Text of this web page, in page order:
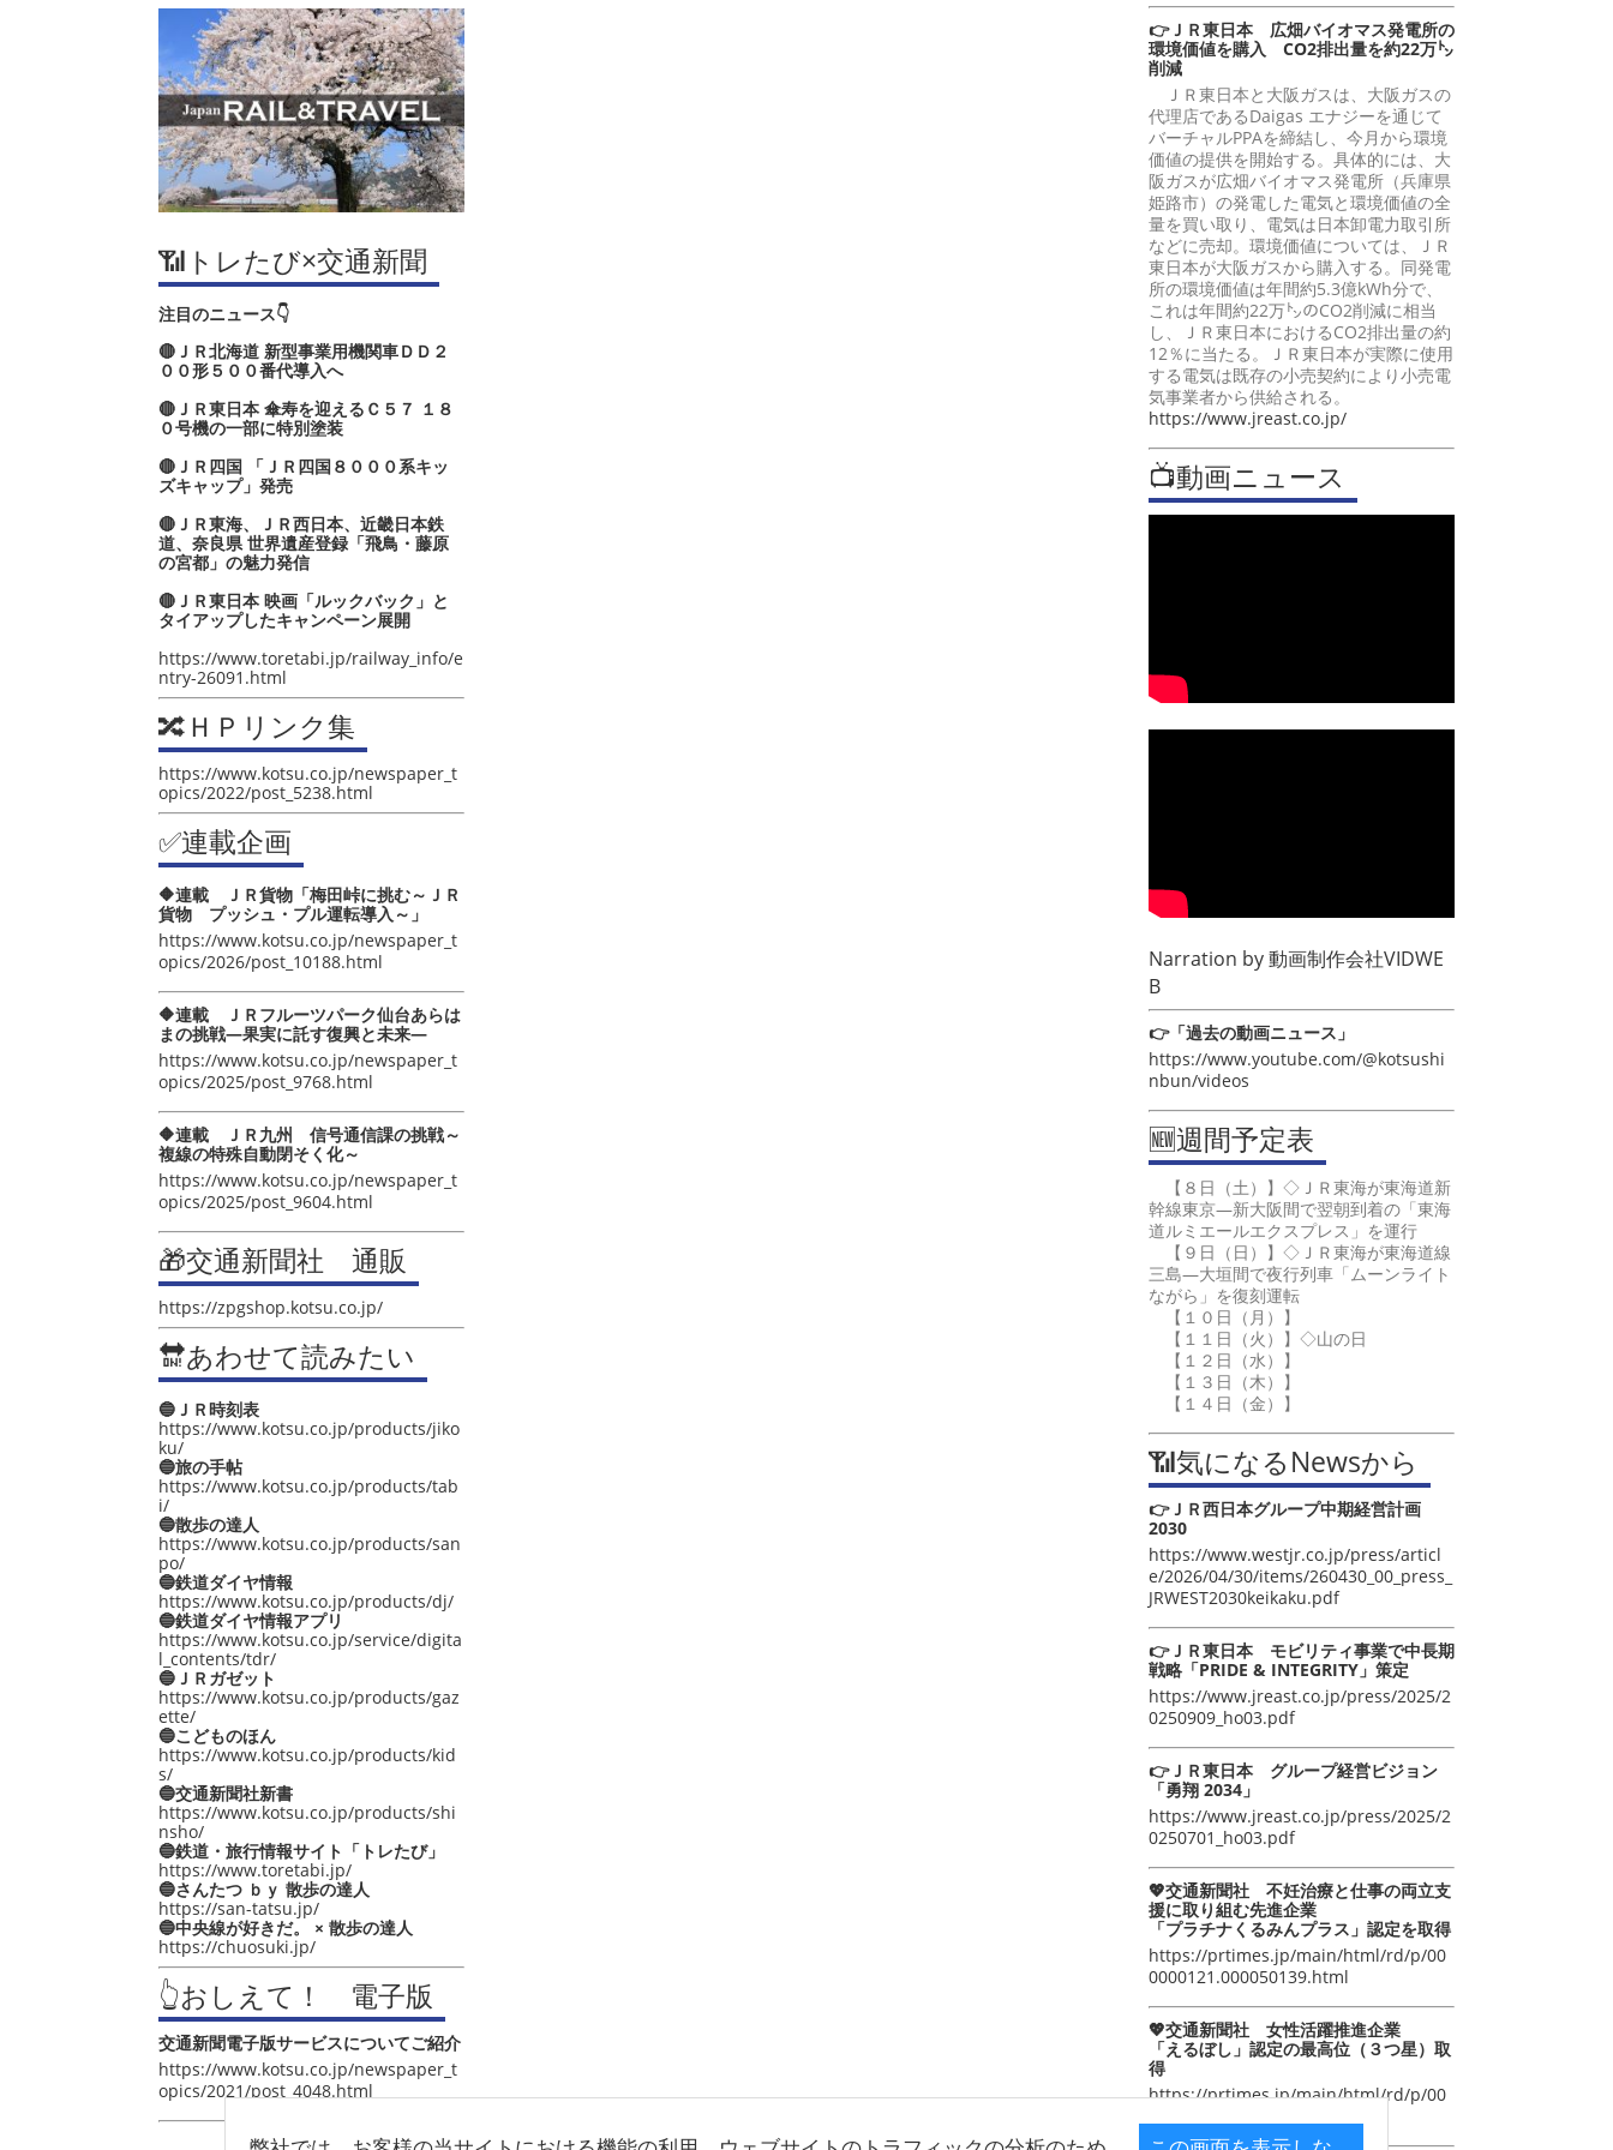
📶トレたび×交通新聞
注目のニュース👇
🔴ＪＲ北海道 新型事業用機関車ＤＤ２
００形５００番代導入へ
🔴ＪＲ東日本 傘寿を迎えるＣ５７ １８
０号機の一部に特別塗装
🔴ＪＲ四国 「ＪＲ四国８０００系キッ
ズキャップ」発売
🔴ＪＲ東海、ＪＲ西日本、近畿日本鉄
道、奈良県 世界遺産登録「飛鳥・藤原
の宮都」の魅力発信
🔴ＪＲ東日本 映画「ルックバック」と
タイアップしたキャンペーン展開
https://www.toretabi.jp/railway_info/e
ntry-26091.html
🔀ＨＰリンク集
https://www.kotsu.co.jp/newspaper_t
opics/2022/post_5238.html
✅連載企画
🔶連載 ＪＲ貨物「梅田峠に挑む～ＪＲ
貨物 プッシュ・プル運転導入～」
https://www.kotsu.co.jp/newspaper_t
opics/2026/post_10188.html
🔶連載 ＪＲフルーツパーク仙台あらは
まの挑戦―果実に託す復興と未来―
https://www.kotsu.co.jp/newspaper_t
opics/2025/post_9768.html
🔶連載 ＪＲ九州 信号通信課の挑戦～
複線の特殊自動閉そく化～
https://www.kotsu.co.jp/newspaper_t
opics/2025/post_9604.html
🎁交通新聞社 通販
https://zpgshop.kotsu.co.jp/
🔛あわせて読みたい
🔵ＪＲ時刻表
https://www.kotsu.co.jp/products/jiko
ku/
🔵旅の手帖
https://www.kotsu.co.jp/products/tab
i/
🔵散歩の達人
https://www.kotsu.co.jp/products/san
po/
🔵鉄道ダイヤ情報
https://www.kotsu.co.jp/products/dj/
🔵鉄道ダイヤ情報アプリ
https://www.kotsu.co.jp/service/digita
l_contents/tdr/
🔵ＪＲガゼット
https://www.kotsu.co.jp/products/gaz
ette/
🔵こどものほん
https://www.kotsu.co.jp/products/kid
s/
🔵交通新聞社新書
https://www.kotsu.co.jp/products/shi
nsho/
🔵鉄道・旅行情報サイト「トレたび」
https://www.toretabi.jp/
🔵さんたつ ｂｙ 散歩の達人
https://san-tatsu.jp/
🔵中央線が好きだ。 × 散歩の達人
https://chuosuki.jp/
👆おしえて！ 電子版
交通新聞電子版サービスについてご紹介
https://www.kotsu.co.jp/newspaper_t
opics/2021/post_4048.html
👉ＪＲ東日本 広畑バイオマス発電所の
環境価値を購入 CO2排出量を約22万㌧
削減
ＪＲ東日本と大阪ガスは、大阪ガスの
代理店であるDaigas エナジーを通じて
バーチャルPPAを締結し、今月から環境
価値の提供を開始する。具体的には、大
阪ガスが広畑バイオマス発電所（兵庫県
姫路市）の発電した電気と環境価値の全
量を買い取り、電気は日本卸電力取引所
などに売却。環境価値については、ＪＲ
東日本が大阪ガスから購入する。同発電
所の環境価値は年間約5.3億kWh分で、
これは年間約22万㌧のCO2削減に相当
し、ＪＲ東日本におけるCO2排出量の約
12％に当たる。ＪＲ東日本が実際に使用
する電気は既存の小売契約により小売電
気事業者から供給される。
https://www.jreast.co.jp/
📺動画ニュース
Narration by動画制作会社VIDWE
B
👉「過去の動画ニュース」
https://www.youtube.com/@kotsushi
nbun/videos
🆕週間予定表
【８日（土）】◇ＪＲ東海が東海道新
幹線東京―新大阪間で翌朝到着の「東海
道ルミエールエクスプレス」を運行
【９日（日）】◇ＪＲ東海が東海道線
三島―大垣間で夜行列車「ムーンライト
ながら」を復刻運転
【１０日（月）】
【１１日（火）】◇山の日
【１２日（水）】
【１３日（木）】
【１４日（金）】
📶気になるNewsから
👉ＪＲ西日本グループ中期経営計画
2030
https://www.westjr.co.jp/press/articl
e/2026/04/30/items/260430_00_press_
JRWEST2030keikaku.pdf
👉ＪＲ東日本 モビリティ事業で中長期
戦略「PRIDE & INTEGRITY」策定
https://www.jreast.co.jp/press/2025/2
0250909_ho03.pdf
👉ＪＲ東日本 グループ経営ビジョン
「勇翔 2034」
https://www.jreast.co.jp/press/2025/2
0250701_ho03.pdf
💖交通新聞社 不妊治療と仕事の両立支
援に取り組む先進企業
「プラチナくるみんプラス」認定を取得
https://prtimes.jp/main/html/rd/p/00
0000121.000050139.html
💖交通新聞社 女性活躍推進企業
「えるぼし」認定の最高位（３つ星）取
得
https://prtimes.jp/main/html/rd/p/00